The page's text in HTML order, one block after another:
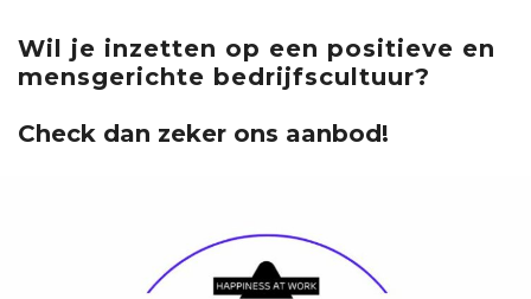
Wil je inzetten op een positieve en
mensgerichte bedrijfscultuur?
Check dan zeker ons aanbod!